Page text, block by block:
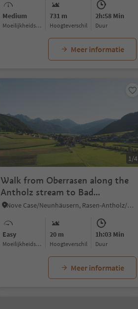
Medium
Moeilijkheidsgraad
731 m
Hoogteverschil
2h:58 Min
Duur
Meer informatie
1/4
Walk from Oberrasen along the
Antholz stream to Bad
Salomonsbrunn
Nove Case/Neunhäusern, Rasen-Antholz/Rasun Anterselva, Dolomites Region Kronplatz/Plan de Corones
Easy
Moeilijkheidsgraad
20 m
Hoogteverschil
1h:03 Min
Duur
Meer informatie